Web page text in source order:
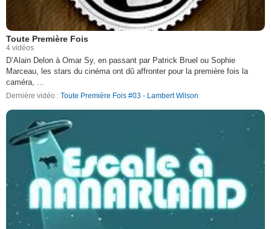
Toute Première Fois
4 vidéos
D’Alain Delon à Omar Sy, en passant par Patrick Bruel ou Sophie
Marceau, les stars du cinéma ont dû affronter pour la première fois la
caméra, ...
Dernière vidéo : Toute Première Fois #03 - Lambert Wilson